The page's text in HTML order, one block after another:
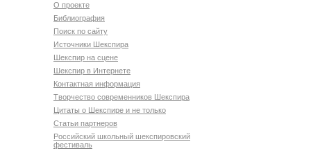
О проекте
Библиография
Поиск по сайту
Источники Шекспира
Шекспир на сцене
Шекспир в Интернете
Контактная информация
Творчество современников Шекспира
Цитаты о Шекспире и не только
Статьи партнеров
Российский школьный шекспировский
фестиваль